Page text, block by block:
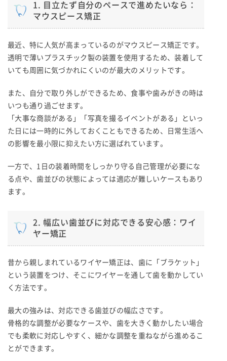
1. 目立たず自分のペースで進めたいなら：
マウスピース矯正
最近、特に人気が高まっているのがマウスピース矯正です。
透明で薄いプラスチック製の装置を使用するため、装着して
いても周囲に気づかれにくいのが最大のメリットです。
また、自分で取り外しができるため、食事や歯みがきの時は
いつも通り過ごせます。
「大事な商談がある」「写真を撮るイベントがある」といっ
た日には一時的に外しておくこともできるため、日常生活へ
の影響を最小限に抑えたい方に選ばれています。
一方で、1日の装着時間をしっかり守る自己管理が必要にな
る点や、歯並びの状態によっては適応が難しいケースもあり
ます。
2. 幅広い歯並びに対応できる安心感：ワイ
ヤー矯正
昔から親しまれているワイヤー矯正は、歯に「ブラケット」
という装置をつけ、そこにワイヤーを通して歯を動かしてい
く方法です。
最大の強みは、対応できる歯並びの幅広さです。
骨格的な調整が必要なケースや、歯を大きく動かしたい場合
でも柔軟に対応しやすく、細かな調整を重ねながら進めるこ
とができます。